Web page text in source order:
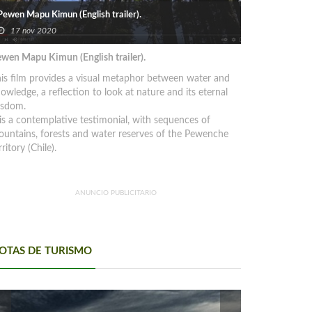
Mapu Kimun (English trailer).
17 nov 2020
Mapu Kimun (English trailer).
film provides a visual metaphor between water and
a reflection to look at nature and its eternal
a contemplative testimonial, with sequences of
forests and water reserves of the Pewenche
(Chile).
ANUNCIO PUBLICITARIO
DE TURISMO